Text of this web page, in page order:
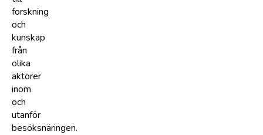
forskning
och
kunskap
från
olika
aktörer
inom
och
utanför
besöksnäringen.